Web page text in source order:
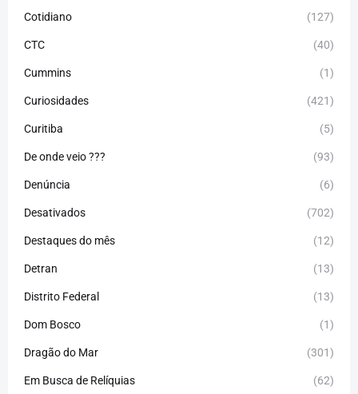
Cotidiano (127)
CTC (40)
Cummins (1)
Curiosidades (421)
Curitiba (5)
De onde veio ??? (93)
Denúncia (6)
Desativados (702)
Destaques do mês (12)
Detran (13)
Distrito Federal (13)
Dom Bosco (1)
Dragão do Mar (301)
Em Busca de Relíquias (62)